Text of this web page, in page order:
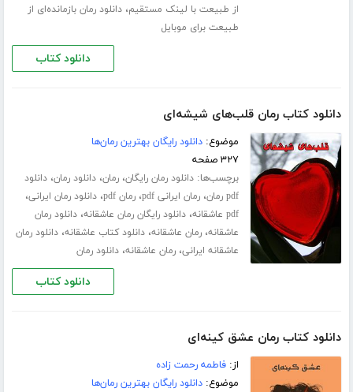
از طبیعت با لینک مستقیم،دانلود رمان بازمانده‌ای از
طبیعت برای موبایل
دانلود کتاب
دانلود کتاب رمان قلب‌های شیشه‌ای
موضوع:دانلود رایگان بهترین رمان‌ها
۳۲۷ صفحه
برچسب‌ها:دانلود رمان رایگان،رمان،دانلود رمان،دانلود
pdf رمان
،رمان ایرانی pdf ،رمان pdf ،دانلود رمان ایرانی،
pdf عاشقانه ،دانلود رایگان رمان عاشقانه،دانلود رمان
عاشقانه،رمان عاشقانه،دانلود کتاب عاشقانه،دانلود رمان
عاشقانه ایرانی،رمان عاشقانه،دانلود رمان
دانلود کتاب
دانلود کتاب رمان عشق کینه‌ای
از:فاطمه رحمت زاده
موضوع:دانلود رایگان بهترین رمان‌ها